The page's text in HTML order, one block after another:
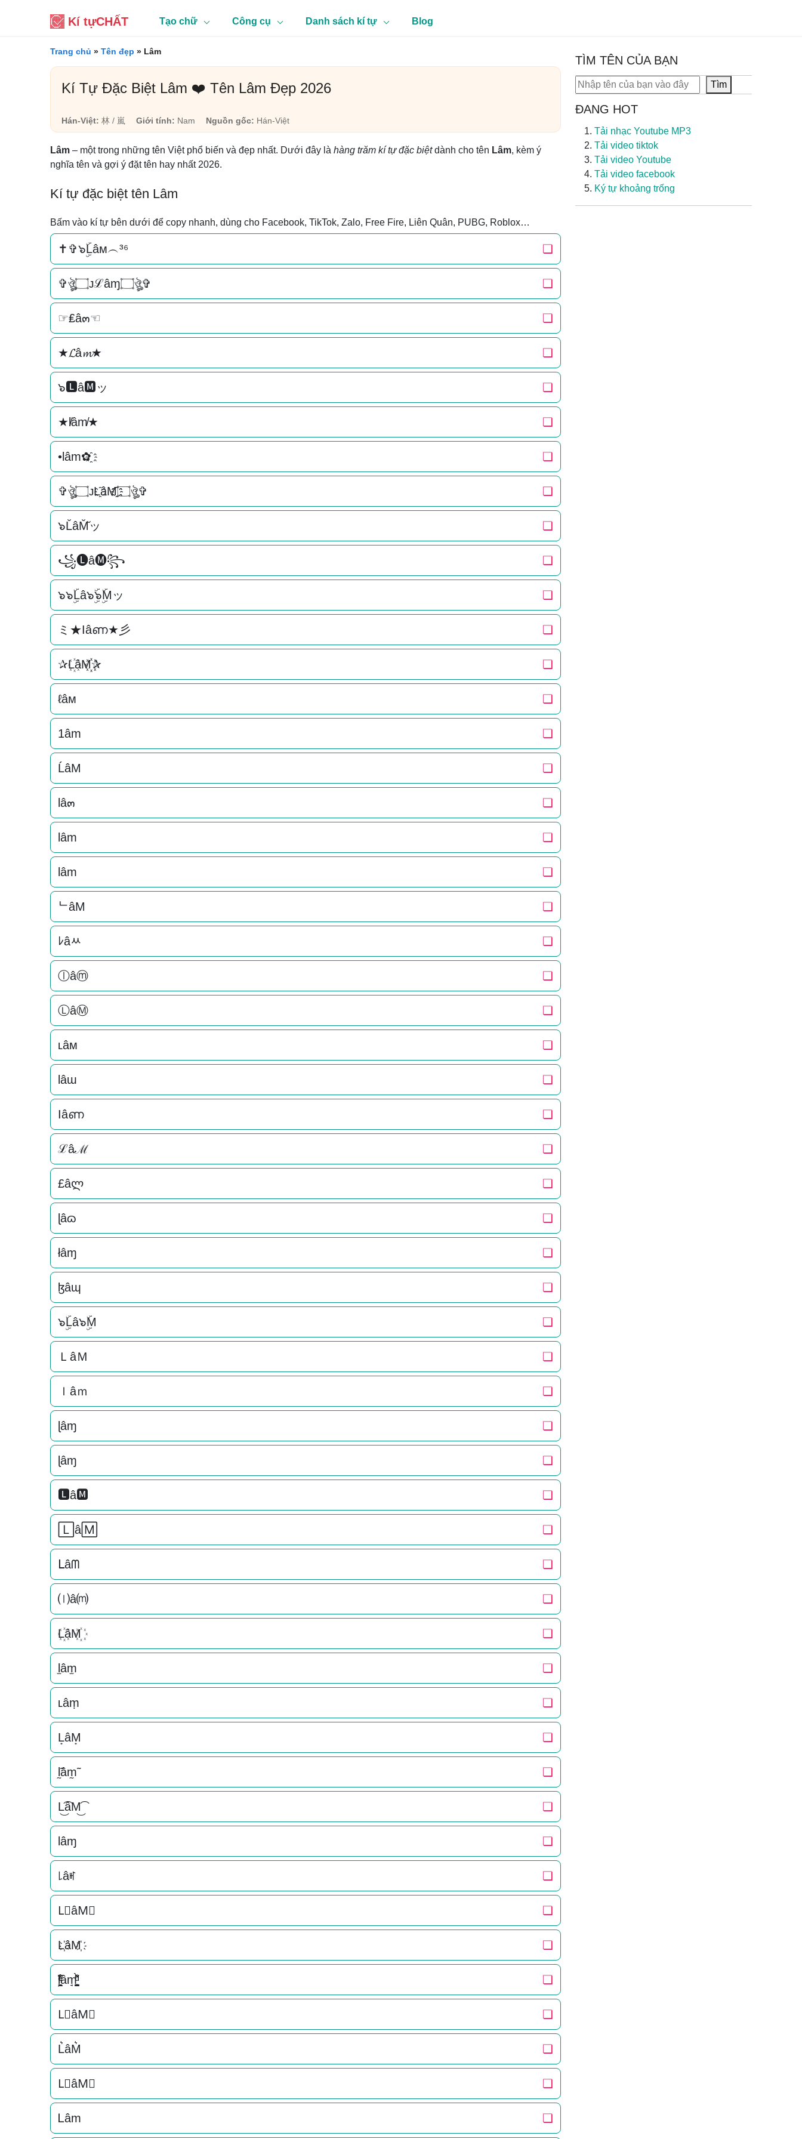
Kí tựCHẤT Tạo chữ Công cụ Danh sách kí tự Blog
Trang chủ » Tên đẹp » Lâm
Kí Tự Đặc Biệt Lâm ❤️ Tên Lâm Đẹp 2026
Hán-Việt: 林 / 嵐 Giới tính: Nam Nguồn gốc: Hán-Việt
Lâm – một trong những tên Việt phổ biến và đẹp nhất. Dưới đây là hàng trăm kí tự đặc biệtdành cho tên Lâm, kèm ý
nghĩa tên và gợi ý đặt tên hay nhất 2026.
Kí tự đặc biệt tên Lâm
Bấm vào kí tự bên dưới để copy nhanh, dùng cho Facebook, TikTok, Zalo, Free Fire, Liên Quân, PUBG, Roblox…
✝✞๖ۣۜLâм︵³⁶ ❏
✞ঔৣ۝ᴊℒâɱ۝ঔৣ✞ ❏
☞₤â๓☜ ❏
★𝓛â𝓶★ ❏
๖🅻â🅼ッ ❏
★l̸âm̸★ ❏
•lâm✿҈ ❏
✞ঔৣ۝ᴊL҈âM҈҈۝ঔৣ✞ ❏
๖L̆âM̆̆ッ ❏
꧁🅛â🅜꧂ ❏
๖๖ۣۜLâ๖ۣۜ๖ۣۜMッ ❏
ミ★Ӏâണ★彡 ❏
✰L꙰âM꙰꙰✰ ❏
ℓâм ❏
1âm ❏
ĹâM ❏
lâ๓ ❏
lâm ❏
lâm ❏
ᄂâM ❏
ﾚâﾶ ❏
ⓛâⓜ ❏
ⓁâⓂ ❏
ʟâм ❏
lâɯ ❏
Ӏâണ ❏
ℒâℳ ❏
£âლ ❏
ɭâɷ ❏
łâɱ ❏
ɮâɰ ❏
๖ۣۜLâ๖ۣۜM ❏
ＬâＭ ❏
ｌâｍ ❏
ɭâɱ ❏
ɭâɱ ❏
🅻â🅼 ❏
🄻â🄼 ❏
ᒪâᗰ ❏
⒧â⒨ ❏
L꙰âM꙰ ❏
l̫âm̫ ❏
ʟâṃ ❏
L͙âM͙ ❏
l̰̃âm̰̃ ❏
L͜͡âM͜͡ ❏
Ɩâɱ ❏
꒒âꎭ ❏
L⃟âM⃟ ❏
L҉âM҉ ❏
l͕͖͉̭̰ͬ̍ͤ͆̊ͨâm̘͈̺̪͓ͩ͂̾ͪ̀̋ ❏
L⃗âM⃗ ❏
L͛âM͛ ❏
L⃒âM⃒ ❏
Ꮮâm ❏
TÌM TÊN CỦA BẠN
Tìm kiếm Tìm
ĐANG HOT
Tải nhạc Youtube MP3
Tải video tiktok
Tải video Youtube
Tải video facebook
Ký tự khoảng trống